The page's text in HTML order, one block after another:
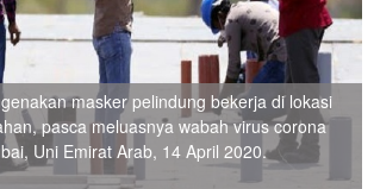
masker pelindung bekerja di lokasi
pasca meluasnya wabah virus corona
Uni Emirat Arab, 14 April 2020.